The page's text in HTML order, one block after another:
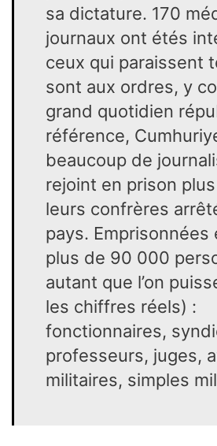
sa dictature. 170
journaux ont étés
ceux qui paraissent
sont aux ordres, y
grand quotidien
référence,
beaucoup de
rejoint en prison
leurs confrères
pays. Emprisonnées
plus de 90 000
autant que l’on
les chiffres réels) :
fonctionnaires,
professeurs, juges,
militaires, simples